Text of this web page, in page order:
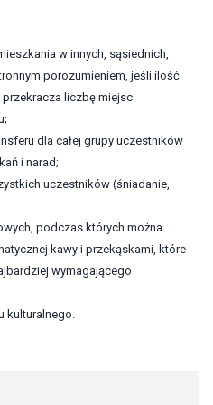
w innych, sąsiednich,
porozumieniem, jeśli ilość
liczbę miejsc
dla całej grupy uczestników
i narad;
uczestników (śniadanie,
podczas których można
kawy i przekąskami, które
wymagającego
kulturalnego.